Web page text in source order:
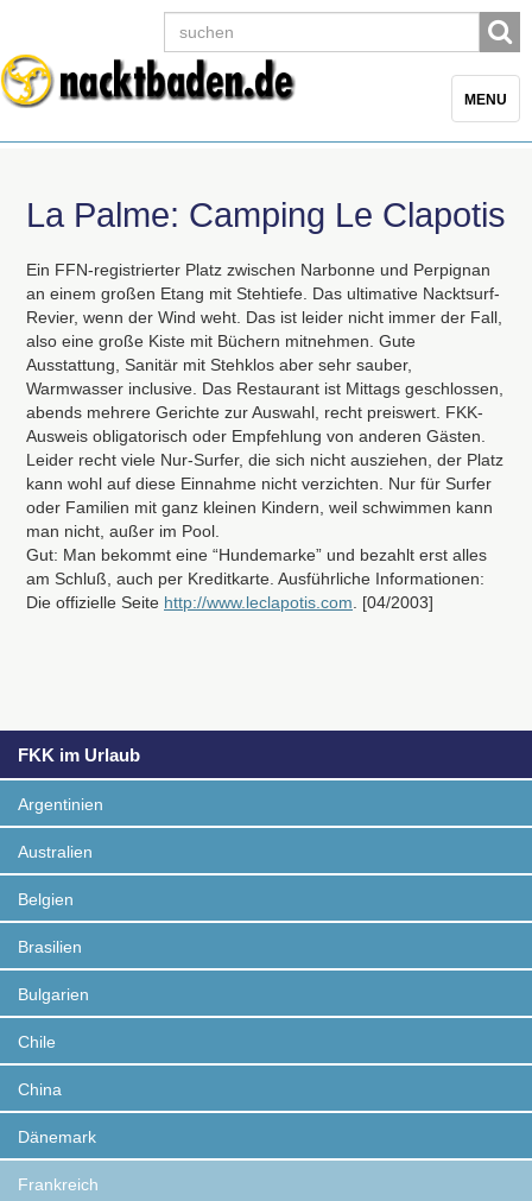
Toggle
MENU
La Palme: Camping Le Clapotis
Ein FFN-registrierter Platz zwischen Narbonne und Perpignan
an einem großen Etang mit Stehtiefe. Das ultimative Nacktsurf-
Revier, wenn der Wind weht. Das ist leider nicht immer der Fall,
also eine große Kiste mit Büchern mitnehmen. Gute
Ausstattung, Sanitär mit Stehklos aber sehr sauber,
Warmwasser inclusive. Das Restaurant ist Mittags geschlossen,
abends mehrere Gerichte zur Auswahl, recht preiswert. FKK-
Ausweis obligatorisch oder Empfehlung von anderen Gästen.
Leider recht viele Nur-Surfer, die sich nicht ausziehen, der Platz
kann wohl auf diese Einnahme nicht verzichten. Nur für Surfer
oder Familien mit ganz kleinen Kindern, weil schwimmen kann
man nicht, außer im Pool.
Gut: Man bekommt eine “Hundemarke” und bezahlt erst alles
am Schluß, auch per Kreditkarte. Ausführliche Informationen:
Die offizielle Seite http://www.leclapotis.com . [04/2003]
FKK im Urlaub
Argentinien
Australien
Belgien
Brasilien
Bulgarien
Chile
China
Dänemark
Frankreich